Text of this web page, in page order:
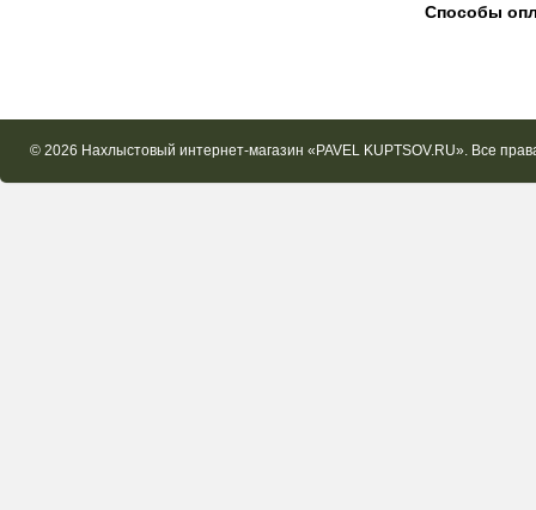
Способы
© 2026 Нахлыстовый интернет-магазин «PAVEL KUPTSOV.RU». Все